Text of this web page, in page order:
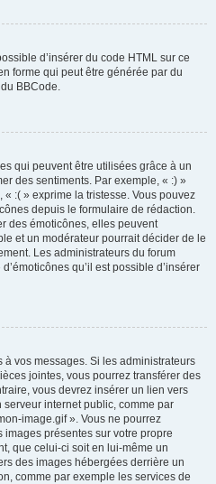
d’insérer du code HTML sur ce
forme qui peut être générée par du
BBCode.
qui peuvent être utilisées grâce à un
des sentiments. Par exemple, « :) »
:( » exprime la tristesse. Vous pouvez
depuis le formulaire de rédaction.
des émoticônes, elles peuvent
et un modérateur pourrait décider de le
Les administrateurs du forum
qu’il est possible d’insérer
vos messages. Si les administrateurs
jointes, vous pourrez transférer des
vous devrez insérer un lien vers
internet public, comme par
image.gif ». Vous ne pourrez
présentes sur votre propre
que celui-ci soit en lui-même un
des images hébergées derrière un
comme par exemple les services de